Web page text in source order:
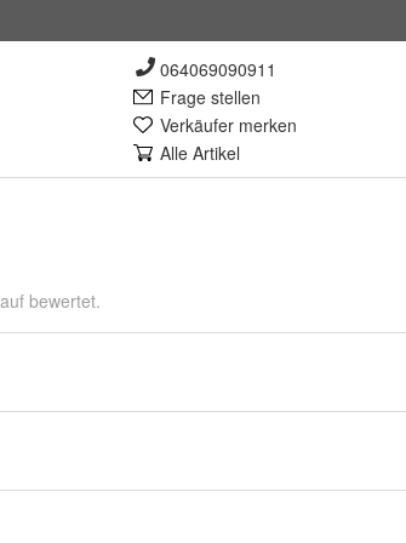
064069090911
Frage stellen
Verkäufer merken
Alle Artikel
bewertet.